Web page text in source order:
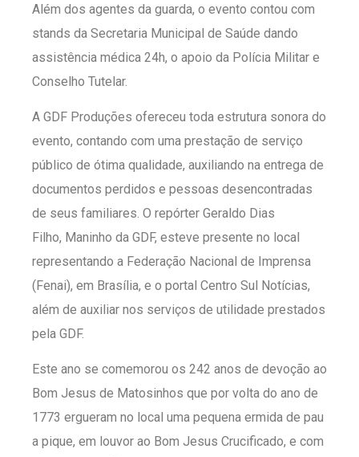
Além dos agentes da guarda, o evento contou com
stands da Secretaria Municipal de Saúde dando
assistência médica 24h, o apoio da Polícia Militar e
Conselho Tutelar.
A GDF Produções ofereceu toda estrutura sonora do
evento, contando com uma prestação de serviço
público de ótima qualidade, auxiliando na entrega de
documentos perdidos e pessoas desencontradas
de seus familiares. O repórter Geraldo Dias
Filho, Maninho da GDF, esteve presente no local
representando a Federação Nacional de Imprensa
(Fenai), em Brasília, e o portal Centro Sul Notícias,
além de auxiliar nos serviços de utilidade prestados
pela GDF.
Este ano se comemorou os 242 anos de devoção ao
Bom Jesus de Matosinhos que por volta do ano de
1773 ergueram no local uma pequena ermida de pau
a pique, em louvor ao Bom Jesus Crucificado, e com